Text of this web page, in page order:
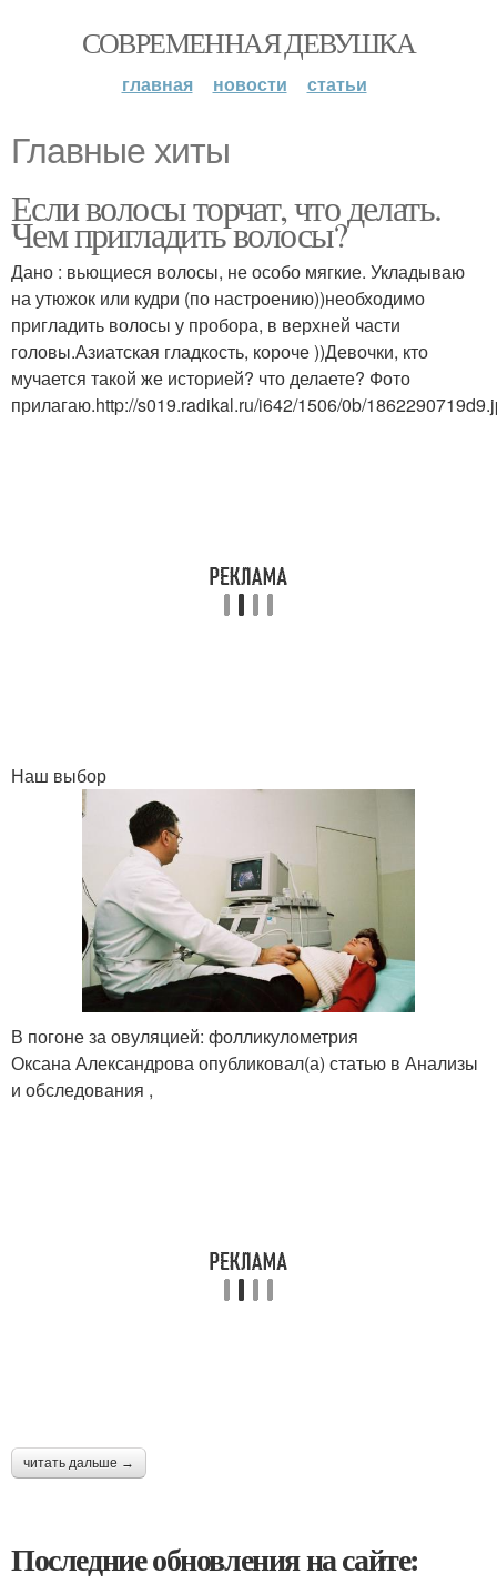
СОВРЕМЕННАЯ ДЕВУШКА
главная новости статьи
Главные хиты
Если волосы торчат, что делать.
Чем пригладить волосы?
Дано : вьющиеся волосы, не особо мягкие. Укладываю
на утюжок или кудри (по настроению))необходимо
пригладить волосы у пробора, в верхней части
головы.Азиатская гладкость, короче ))Девочки, кто
мучается такой же историей? что делаете? Фото
прилагаю.http://s019.radikal.ru/i642/1506/0b/
Наш выбор
В погоне за овуляцией: фолликулометрия
Оксана Александрова опубликовал(а) статью в Анализы
и обследования ,
читать дальше →
Последние обновления на сайте: